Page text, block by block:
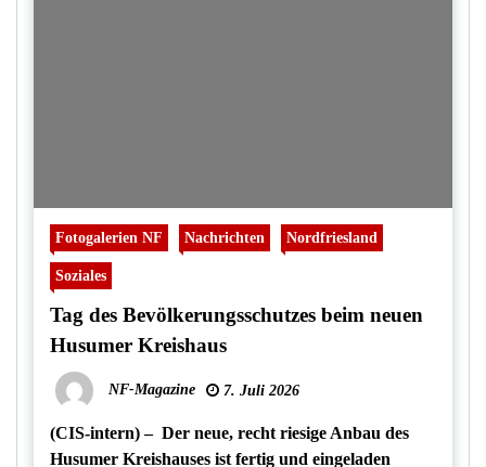
Fotogalerien NF Nachrichten Nordfriesland
Soziales
Tag des Bevölkerungsschutzes beim neuen
Husumer Kreishaus
NF-Magazine 7. Juli 2026
(CIS-intern) – Der neue, recht riesige Anbau des
Husumer Kreishauses ist fertig und eingeladen